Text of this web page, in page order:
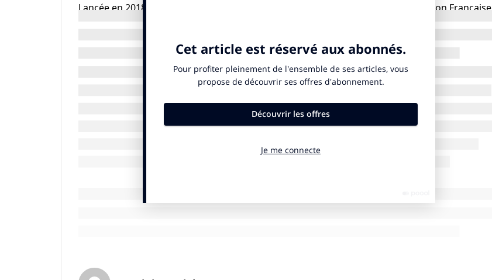
Lancée en 2018 par Accor, EY et L’Oréal, elle est pilotée depuis 2021 par l’Association Française
développement d’outils.
Deux femmes sur trois déclarent avoir vécu un comportement sexiste en réunion, des
situations invisibles pour 64 % de leurs collègues masculins. Cet écart de perception révélé par
le baromètre #StOpE 2025 a incité l’initiative à déployer pour la première fois une campagne
nationale de sensibilisation, qui repose sur un message simple et mobilisateur : «
L’occasion, pour l’AFMD et les organisations signataires, de rappeler que chacun et chacune
et de la Lutte contre les discriminations.